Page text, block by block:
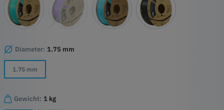
Diameter: 1.75 mm
1.75 mm
Gewicht: 1 kg